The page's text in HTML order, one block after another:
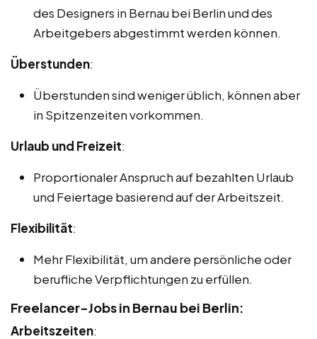
des Designers in Bernau bei Berlin und des
Arbeitgebers abgestimmt werden können.
Überstunden:
Überstunden sind weniger üblich, können aber
in Spitzenzeiten vorkommen.
Urlaub und Freizeit:
Proportionaler Anspruch auf bezahlten Urlaub
und Feiertage basierend auf der Arbeitszeit.
Flexibilität:
Mehr Flexibilität, um andere persönliche oder
berufliche Verpflichtungen zu erfüllen.
Freelancer-Jobs in Bernau bei Berlin:
Arbeitszeiten: